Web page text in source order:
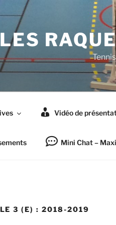
LES
Vidéo de
Mini Chat –
3 (E) : 2018-2019